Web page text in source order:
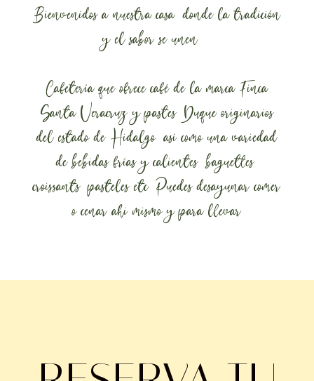
Bienvenidos a nuestra casa, donde la tradición
y el sabor se unen.
Cafetería que ofrece café de la marca Finca
Santa Veracruz y pastes Duque originarios
del estado de Hidalgo, así como una variedad
de bebidas frías y calientes, baguettes,
croissants, pasteles etc. Puedes desayunar comer
o cenar ahi mismo y para llevar